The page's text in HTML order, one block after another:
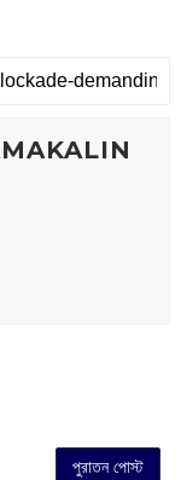
পুরাতন পোস্ট